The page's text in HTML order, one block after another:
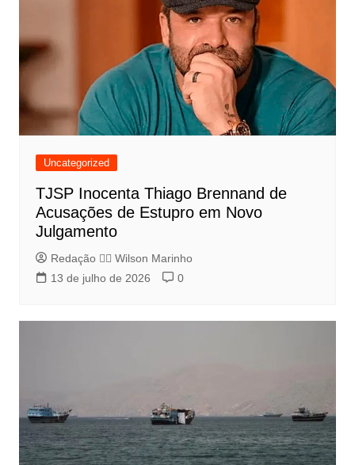
Uncategorized
TJSP Inocenta Thiago Brennand de
Acusações de Estupro em Novo
Julgamento
Redação 👨‍⚖️​ Wilson Marinho
13 de julho de 2026
0